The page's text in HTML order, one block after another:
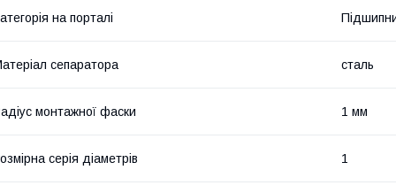
на порталі
сепаратора сталь
монтажної фаски 1 мм
серія діаметрів 1